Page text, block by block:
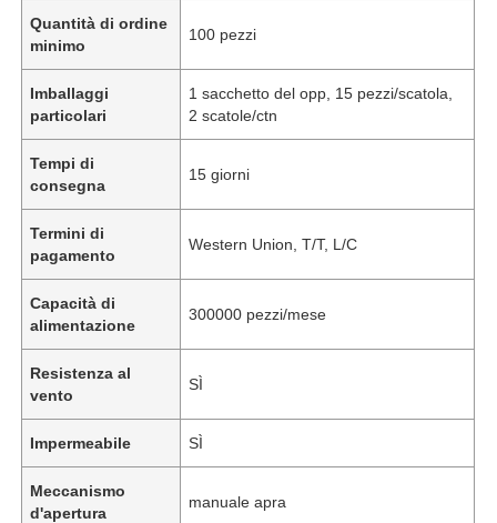
Quantità di ordine
minimo
100 pezzi
Imballaggi
particolari
1 sacchetto del opp, 15 pezzi/scatola,
2 scatole/ctn
Tempi di
consegna
15 giorni
Termini di
pagamento
Western Union, T/T, L/C
Capacità di
alimentazione
300000 pezzi/mese
Resistenza al
vento
SÌ
Impermeabile SÌ
Meccanismo
d'apertura
manuale apra